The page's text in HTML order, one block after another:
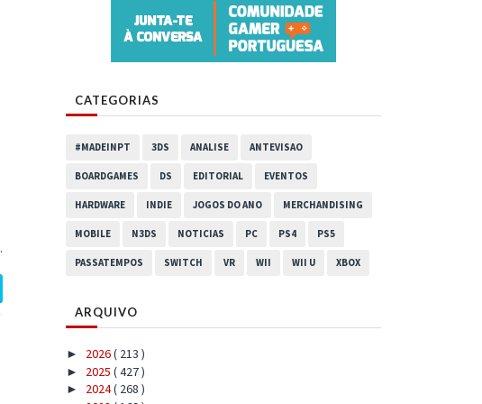
.
CATEGORIAS
#MADEINPT 3DS ANALISE ANTEVISAO
BOARDGAMES DS EDITORIAL EVENTOS
HARDWARE INDIE JOGOS DO ANO MERCHANDISING
MOBILE N3DS NOTICIAS PC PS4 PS5
PASSATEMPOS SWITCH VR WII WII U XBOX
ARQUIVO
► 2026( 213 )
► 2025 ( 427 )
► 2024( 268 )